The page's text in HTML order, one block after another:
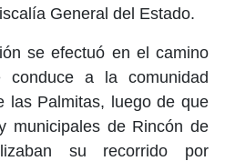
General del Estado.
se efectuó en el camino
conduce a la comunidad
las Palmitas, luego de que
municipales de Rincón de
su recorrido por